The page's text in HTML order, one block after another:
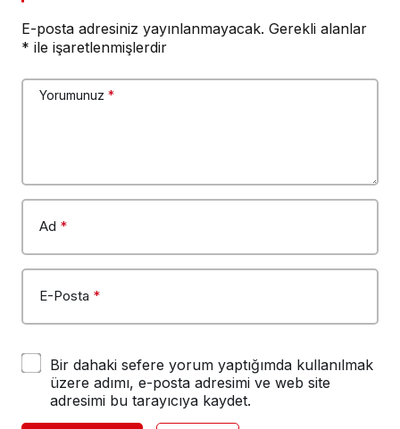
E-posta adresiniz yayınlanmayacak. Gerekli alanlar
* ile işaretlenmişlerdir
Yorumunuz *
Ad *
E-Posta *
Bir dahaki sefere yorum yaptığımda kullanılmak
üzere adımı, e-posta adresimi ve web site
adresimi bu tarayıcıya kaydet.